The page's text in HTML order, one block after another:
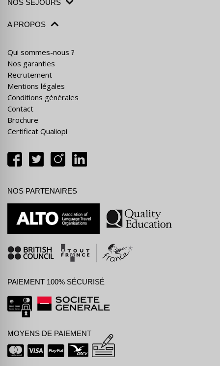
NOS SÉJOURS
A PROPOS
Qui sommes-nous ?
Nos garanties
Recrutement
Mentions légales
Conditions générales
Contact
Brochure
Certificat Qualiopi
NOS PARTENAIRES
PAIEMENT 100% SÉCURISÉ
MOYENS DE PAIEMENT